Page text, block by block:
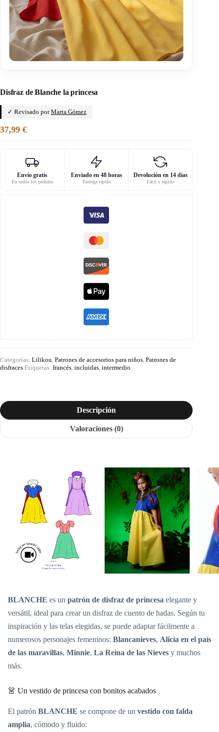
Disfraz de Blanche la princesa
✓ Revisado porMarta Gómez
37,99 €
Envío gratis
En todos los pedidos
Enviado en 48 horas
Entrega rápida
Devolución en 14 días
Fácil y rápido
Categorías: Lilikou Patrones de accesorios para niños Patrones de
disfraces Etiquetas: francés incluidas intermedio
Descripción
Valoraciones (0)
BLANCHE es un patrón de disfraz de princesa elegante y
versátil, ideal para crear un disfraz de cuento de hadas. Según tu
inspiración y las telas elegidas, se puede adaptar fácilmente a
numerosos personajes femeninos: Blancanieves, Alicia en el país
de las maravillas, Minnie, La Reina de las Nieves y muchos
más.
👗 Un vestido de princesa con bonitos acabados
El patrón BLANCHE se compone de un vestido con falda
amplia, cómodo y fluido: